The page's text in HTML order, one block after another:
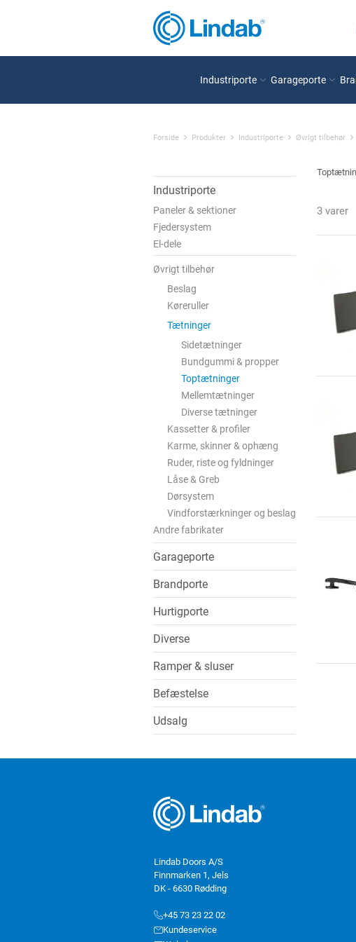
Industriporte Garageporte
Forside Produkter Industriporte Øvrigt tilbehør
Industriporte
Paneler & sektioner
Fjedersystem
El-dele
Øvrigt tilbehør
Beslag
Køreruller
Tætninger
Sidetætninger
Bundgummi & propper
Toptætninger
Mellemtætninger
Diverse tætninger
Kassetter & profiler
Karme, skinner & ophæng
Ruder, riste og fyldninger
Låse & Greb
Dørsystem
Vindforstærkninger og beslag
Andre fabrikater
Garageporte
Brandporte
Hurtigporte
Diverse
Ramper & sluser
Befæstelse
Udsalg
3 varer
Lindab Doors A/S
Finnmarken 1, Jels
DK - 6630 Rødding
+45 73 23 22 02
Kundeservice